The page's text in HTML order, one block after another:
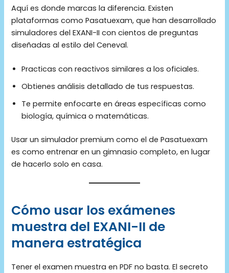
Aquí es donde marcas la diferencia. Existen
plataformas como Pasatuexam, que han desarrollado
simuladores del EXANI-II con cientos de preguntas
diseñadas al estilo del Ceneval.
Practicas con reactivos similares a los oficiales.
Obtienes análisis detallado de tus respuestas.
Te permite enfocarte en áreas específicas como
biología, química o matemáticas.
Usar un simulador premium como el de Pasatuexam
es como entrenar en un gimnasio completo, en lugar
de hacerlo solo en casa.
Cómo usar los exámenes
muestra del EXANI-II de
manera estratégica
Tener el examen muestra en PDF no basta. El secreto